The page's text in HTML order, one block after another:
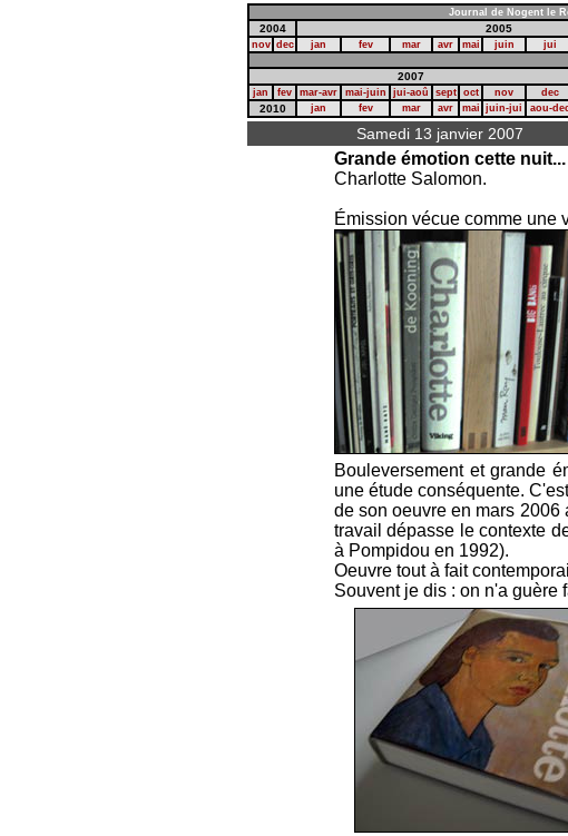
Journal de Nogent le
2004 2005
nov dec jan fev mar avr mai juin jui
2007
jan fev mar-avr mai-juin jui-aoû sept oct nov dec
2010 jan fev mar avr mai juin-jui aou-
Samedi 13 janvier 2007
Grande émotion cette nuit...
Charlotte Salomon.
Émission vécue comme une
Bouleversement et grande
une étude conséquente.
de son oeuvre en mars 2006
travail dépasse le contexte
à Pompidou en 1992).
Oeuvre tout à fait
Souvent je dis : on n'a guère